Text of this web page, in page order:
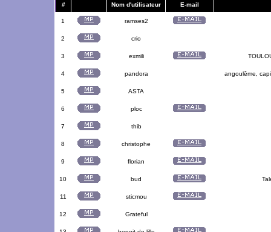
# Nom d'utilisateur E-mail
1 ramses2
2 crio
3 exmili
4 pandora angoulême,
5 ASTA
6 ploc
7 thib
8 christophe
9 florian
10 bud
11 sticmou
12 Grateful